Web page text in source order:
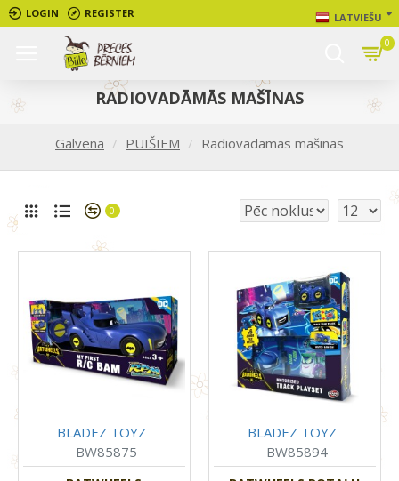
LOGIN REGISTER LATVIEŠU
0
Galvenā PUIŠIEM Radiovadāmās mašīnas
RADIOVADĀMĀS MAŠĪNAS
0
BLADEZ TOYZ
BW85875
BLADEZ TOYZ
BW85894